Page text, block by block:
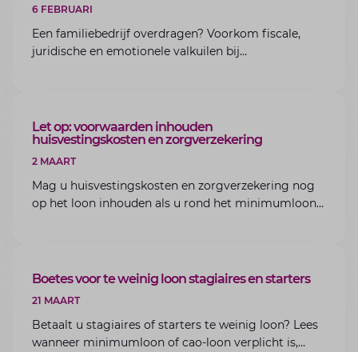
6 FEBRUARI
Een familiebedrijf overdragen? Voorkom fiscale,
juridische en emotionele valkuilen bij
ARTIKEL
Let op: voorwaarden inhouden
huisvestingskosten en zorgverzekering
2 MAART
Mag u huisvestingskosten en zorgverzekering nog
op het loon inhouden als u rond het minimumloon
ARTIKEL
Boetes voor te weinig loon stagiaires en starters
21 MAART
Betaalt u stagiaires of starters te weinig loon? Lees
wanneer minimumloon of cao-loon verplicht is,